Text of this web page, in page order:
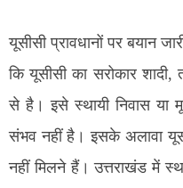
यूसीसी प्रावधानों पर बयान
कि यूसीसी का सरोकार
से है। इसे स्थायी निवास या
संभव नहीं है। इसके अलावा
नहीं मिलने हैं। उत्तराखंड में